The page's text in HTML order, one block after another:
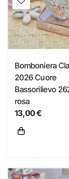
Bomboniera
2026 Cuore
Bassorilievo
rosa
13,00 €